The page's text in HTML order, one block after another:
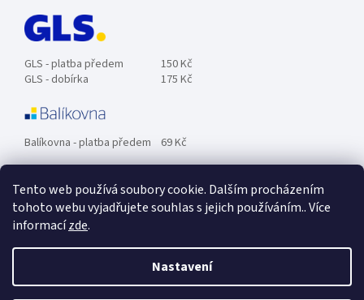
Tento web používá soubory cookie. Dalším procházením
tohoto webu vyjadřujete souhlas s jejich používáním.. Více
informacízde.
Nastavení
GLS - platba předem
150 Kč
GLS - dobírka
175 Kč
Balíkovna - platba předem 69 Kč
Zásilkovna - platba předem 89 Kč